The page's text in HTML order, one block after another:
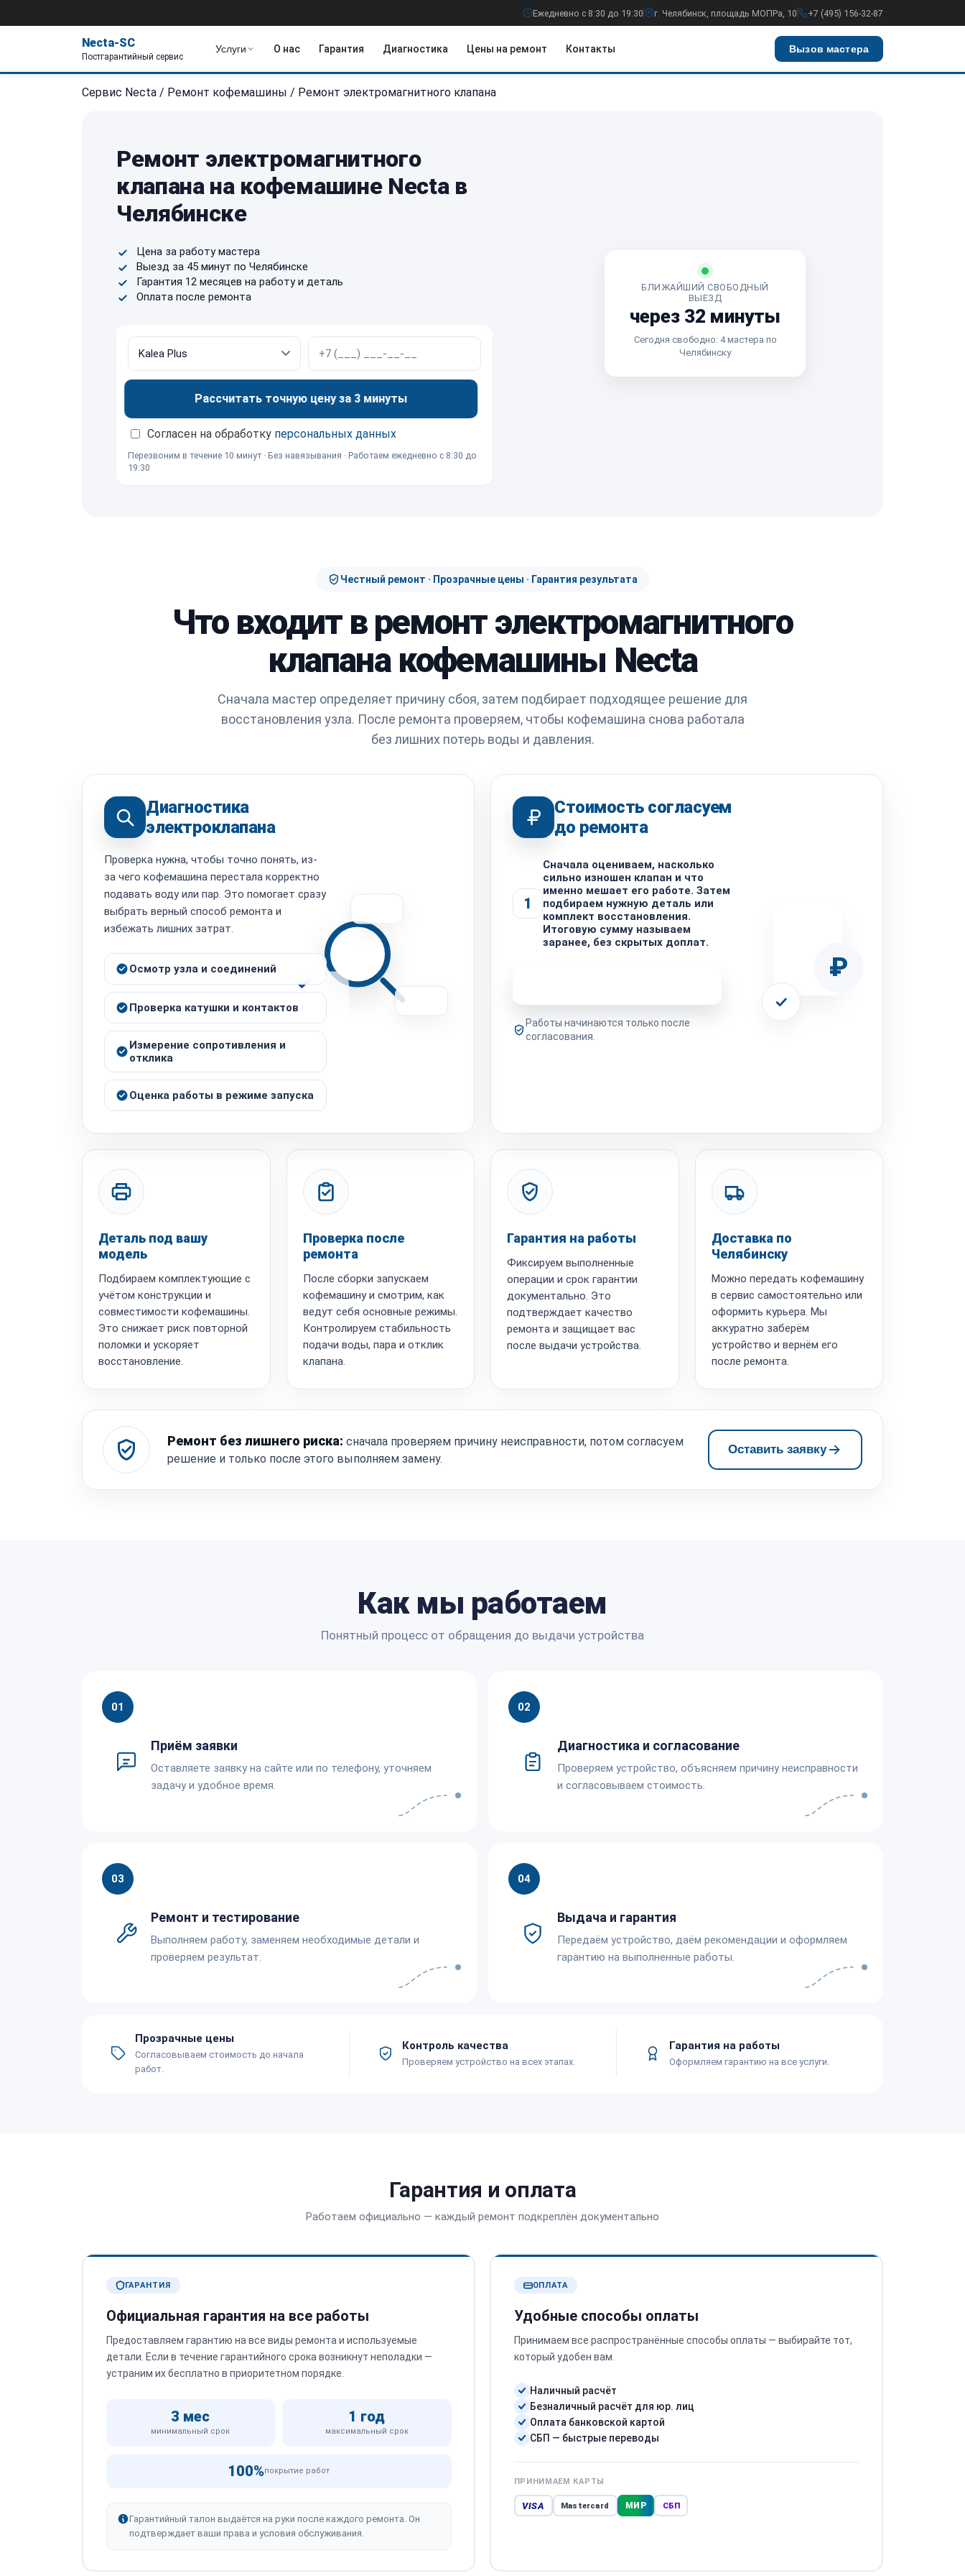
Ежедневно с 8:30 до 19:30 г. Челябинск, площадь МОПРа, 10 +7 (495) 156-32-87
Necta-SC
Постгарантийный сервис
Услуги О нас Гарантия Диагностика Цены на ремонт Контакты Вызов мастера
Сервис Necta / Ремонт кофемашины / Ремонт электромагнитного клапана
Ремонт электромагнитного
клапана на кофемашине Necta в
Челябинске
Цена за работу мастера
Выезд за 45 минут по Челябинске
Гарантия 12 месяцев на работу и деталь
Оплата после ремонта
Рассчитать точную цену за 3 минуты
Согласен на обработку персональных данных
Перезвоним в течение 10 минут · Без навязывания · Работаем ежедневно с 8:30 до
19:30
БЛИЖАЙШИЙ СВОБОДНЫЙ
ВЫЕЗД
через 32 минуты
Сегодня свободно: 4 мастера по
Челябинску
Честный ремонт · Прозрачные цены · Гарантия результата
Что входит в ремонт электромагнитного
клапана кофемашины Necta
Сначала мастер определяет причину сбоя, затем подбирает подходящее решение для
восстановления узла. После ремонта проверяем, чтобы кофемашина снова работала
без лишних потерь воды и давления.
Диагностика
электроклапана
Проверка нужна, чтобы точно понять, из-
за чего кофемашина перестала корректно
подавать воду или пар. Это помогает сразу
выбрать верный способ ремонта и
избежать лишних затрат.
Осмотр узла и соединений
Проверка катушки и контактов
Измерение сопротивления и
отклика
Оценка работы в режиме запуска
Стоимость согласуем
до ремонта
1
Сначала оцениваем, насколько
сильно изношен клапан и что
именно мешает его работе. Затем
подбираем нужную деталь или
комплект восстановления.
Итоговую сумму называем
заранее, без скрытых доплат.
Работы начинаются только после
согласования.
₽
Деталь под вашу
модель
Подбираем комплектующие с
учётом конструкции и
совместимости кофемашины.
Это снижает риск повторной
поломки и ускоряет
восстановление.
Проверка после
ремонта
После сборки запускаем
кофемашину и смотрим, как
ведут себя основные режимы.
Контролируем стабильность
подачи воды, пара и отклик
клапана.
Гарантия на работы
Фиксируем выполненные
операции и срок гарантии
документально. Это
подтверждает качество
ремонта и защищает вас
после выдачи устройства.
Доставка по
Челябинску
Можно передать кофемашину
в сервис самостоятельно или
оформить курьера. Мы
аккуратно заберём
устройство и вернём его
после ремонта.
Ремонт без лишнего риска: сначала проверяем причину неисправности, потом согласуем
решение и только после этого выполняем замену.
Оставить заявку
Как мы работаем
Понятный процесс от обращения до выдачи устройства
01
Приём заявки
Оставляете заявку на сайте или по телефону, уточняем
задачу и удобное время.
02
Диагностика и согласование
Проверяем устройство, объясняем причину неисправности
и согласовываем стоимость.
03
Ремонт и тестирование
Выполняем работу, заменяем необходимые детали и
проверяем результат.
04
Выдача и гарантия
Передаём устройство, даём рекомендации и оформляем
гарантию на выполненные работы.
Прозрачные цены
Согласовываем стоимость до начала
работ.
Контроль качества
Проверяем устройство на всех этапах.
Гарантия на работы
Оформляем гарантию на все услуги.
Гарантия и оплата
Работаем официально — каждый ремонт подкреплён документально
ГАРАНТИЯ
Официальная гарантия на все работы
Предоставляем гарантию на все виды ремонта и используемые
детали. Если в течение гарантийного срока возникнут неполадки —
устраним их бесплатно в приоритетном порядке.
3 мес
минимальный срок
1 год
максимальный срок
100%покрытие работ
Гарантийный талон выдаётся на руки после каждого ремонта. Он
подтверждает ваши права и условия обслуживания.
ОПЛАТА
Удобные способы оплаты
Принимаем все распространённые способы оплаты — выбирайте тот,
который удобен вам.
Наличный расчёт
Безналичный расчёт для юр. лиц
Оплата банковской картой
СБП — быстрые переводы
ПРИНИМАЕМ КАРТЫ
VISA Mastercard МИР СБП